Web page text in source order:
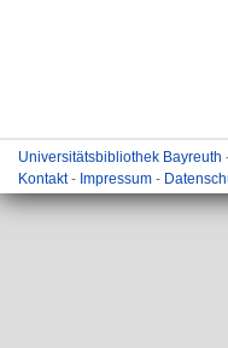
Universitätsbibliothek Bayreuth
Kontakt- Impressum -